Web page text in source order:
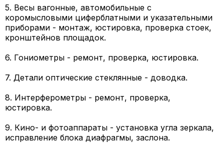
5. Весы вагонные, автомобильные с
коромысловыми циферблатными и указательными
приборами - монтаж, юстировка, проверка стоек,
кронштейнов площадок.
6. Гониометры - ремонт, проверка, юстировка.
7. Детали оптические стеклянные - доводка.
8. Интерферометры - ремонт, проверка,
юстировка.
9. Кино- и фотоаппараты - установка угла зеркала,
исправление блока диафрагмы, заслона.